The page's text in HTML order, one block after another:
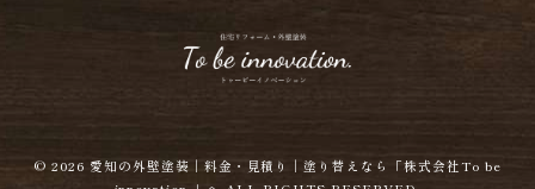
© 2026 愛知の外壁塗装｜料金・見積り｜塗り替えなら「株式会社To be